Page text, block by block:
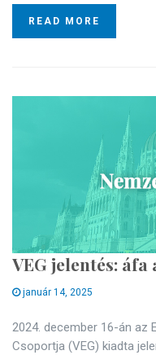
READ MORE
VEG jelentés: áfa
január 14, 2025
2024. december 16-án az
Csoportja (VEG) kiadta